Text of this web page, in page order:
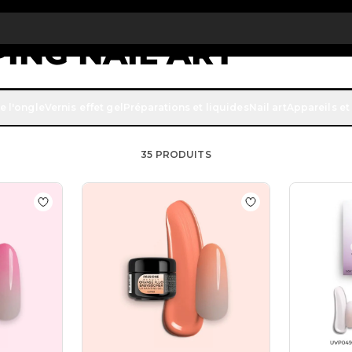
€ de réduction sur votre première commande INSCRIVEZ-VOUS
NAIL ART
art rapide et efficace, vous êtes au bon endroit : avec les
pour effectuer des travaux de niveau professionnel.
35 PRODUITS
Babyboomer UV Painting Gel
Ajouter à la liste de souhaits Fucsia Fluo Babyboomer
Ajouter à la liste